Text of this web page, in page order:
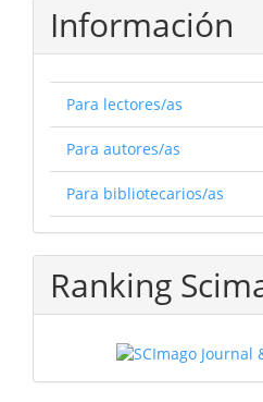
Información
Para lectores/as
Para autores/as
Para bibliotecarios/as
Ranking